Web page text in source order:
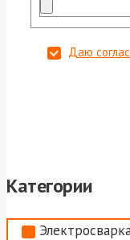
Даю
Категории